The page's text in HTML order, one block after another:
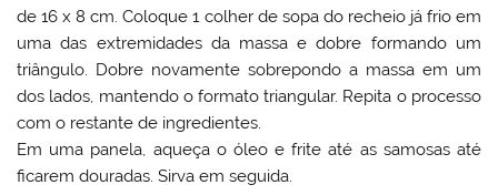
de 16 x 8 cm. Coloque 1 colher de sopa do recheio já frio em
uma das extremidades da massa e dobre formando um
triângulo. Dobre novamente sobrepondo a massa em um
dos lados, mantendo o formato triangular. Repita o processo
com o restante de ingredientes.
Em uma panela, aqueça o óleo e frite até as samosas até
ficarem douradas. Sirva em seguida.